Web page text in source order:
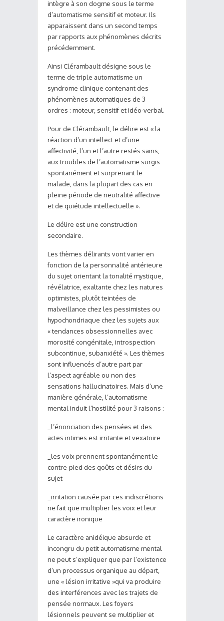
intègre à son dogme sous le terme
d’automatisme sensitif et moteur. Ils
apparaissent dans un second temps
par rapports aux phénomènes décrits
précédemment.
Ainsi Clérambault désigne sous le
terme de triple automatisme un
syndrome clinique contenant des
phénomènes automatiques de 3
ordres : moteur, sensitif et idéo-verbal.
Pour de Clérambault, le délire est « la
réaction d’un intellect et d’une
affectivité, l’un et l’autre restés sains,
aux troubles de l’automatisme surgis
spontanément et surprenant le
malade, dans la plupart des cas en
pleine période de neutralité affective
et de quiétude intellectuelle ».
Le délire est une construction
secondaire.
Les thèmes délirants vont varier en
fonction de la personnalité antérieure
du sujet orientant la tonalité mystique,
révélatrice, exaltante chez les natures
optimistes, plutôt teintées de
malveillance chez les pessimistes ou
hypochondriaque chez les sujets aux
« tendances obsessionnelles avec
morosité congénitale, introspection
subcontinue, subanxiété ». Les thèmes
sont influencés d’autre part par
l’aspect agréable ou non des
sensations hallucinatoires. Mais d’une
manière générale, l’automatisme
mental induit l’hostilité pour 3 raisons :
_l’énonciation des pensées et des
actes intimes est irritante et vexatoire
_les voix prennent spontanément le
contre-pied des goûts et désirs du
sujet
_irritation causée par ces indiscrétions
ne fait que multiplier les voix et leur
caractère ironique
Le caractère anidéique absurde et
incongru du petit automatisme mental
ne peut s’expliquer que par l’existence
d’un processus organique au départ,
une « lésion irritative »qui va produire
des interférences avec les trajets de
pensée normaux. Les foyers
lésionnels peuvent se multiplier et